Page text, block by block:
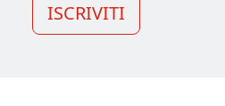
ISCRIVITI